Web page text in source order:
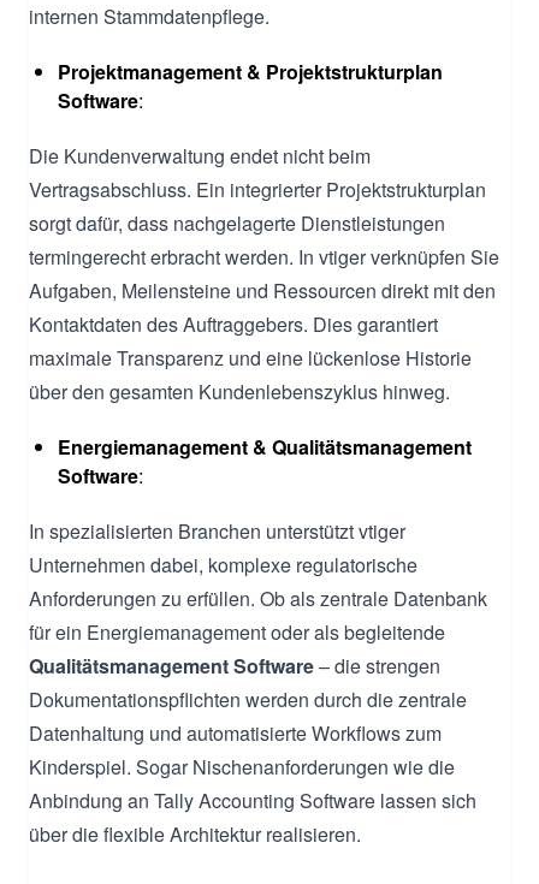
internen Stammdatenpflege.
Projektmanagement & Projektstrukturplan
Software:
Die Kundenverwaltung endet nicht beim
Vertragsabschluss. Ein integrierter Projektstrukturplan
sorgt dafür, dass nachgelagerte Dienstleistungen
termingerecht erbracht werden. In vtiger verknüpfen Sie
Aufgaben, Meilensteine und Ressourcen direkt mit den
Kontaktdaten des Auftraggebers. Dies garantiert
maximale Transparenz und eine lückenlose Historie
über den gesamten Kundenlebenszyklus hinweg.
Energiemanagement & Qualitätsmanagement
Software:
In spezialisierten Branchen unterstützt vtiger
Unternehmen dabei, komplexe regulatorische
Anforderungen zu erfüllen. Ob als zentrale Datenbank
für ein Energiemanagement oder als begleitende
Qualitätsmanagement Software– die strengen
Dokumentationspflichten werden durch die zentrale
Datenhaltung und automatisierte Workflows zum
Kinderspiel. Sogar Nischenanforderungen wie die
Anbindung an Tally Accounting Software lassen sich
über die flexible Architektur realisieren.